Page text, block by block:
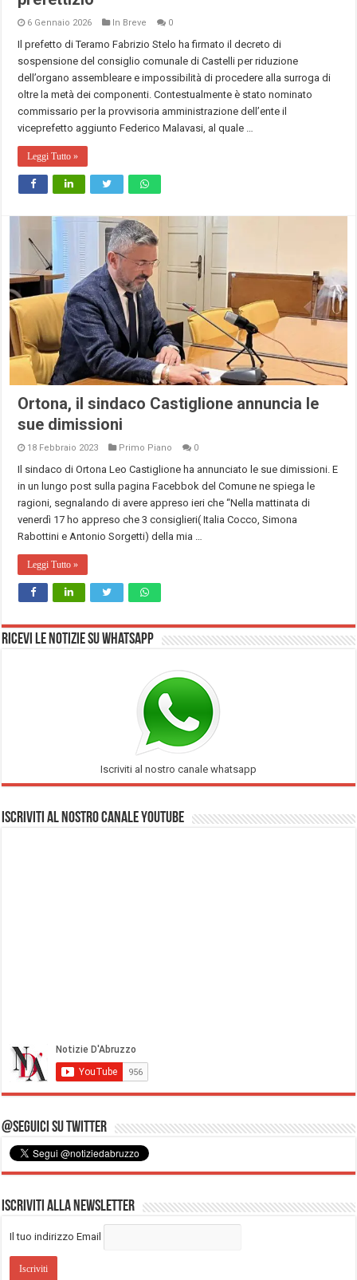
6 Gennaio 2026 In Breve 0
Il prefetto di Teramo Fabrizio Stelo ha firmato il decreto di
sospensione del consiglio comunale di Castelli per riduzione
dell’organo assembleare e impossibilità di procedere alla surroga di
oltre la metà dei componenti. Contestualmente è stato nominato
commissario per la provvisoria amministrazione dell’ente il
viceprefetto aggiunto Federico Malavasi, al quale …
Leggi Tutto »
Ortona, il sindaco Castiglione annuncia le
sue dimissioni
18 Febbraio 2023 Primo Piano 0
Il sindaco di Ortona Leo Castiglione ha annunciato le sue dimissioni. E
in un lungo post sulla pagina Facebbok del Comune ne spiega le
ragioni, segnalando di avere appreso ieri che “Nella mattinata di
venerdì 17 ho appreso che 3 consiglieri( Italia Cocco, Simona
Rabottini e Antonio Sorgetti) della mia …
Leggi Tutto »
Ricevi le notizie su Whatsapp
Iscriviti al nostro canale whatsapp
Iscriviti al nostro Canale Youtube
@Seguici su Twitter
Iscriviti alla Newsletter
Il tuo indirizzo Email